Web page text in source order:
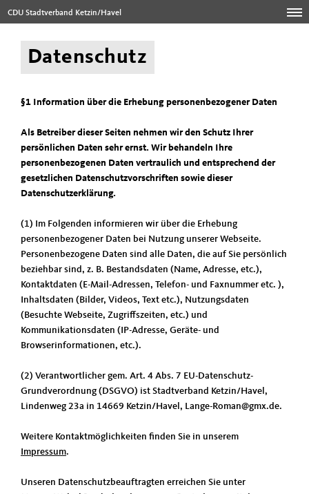
CDU Stadtverband Ketzin/Havel
Datenschutz
§1 Information über die Erhebung personenbezogener Daten
Als Betreiber dieser Seiten nehmen wir den Schutz Ihrer
persönlichen Daten sehr ernst. Wir behandeln Ihre
personenbezogenen Daten vertraulich und entsprechend der
gesetzlichen Datenschutzvorschriften sowie dieser
Datenschutzerklärung.
(1) Im Folgenden informieren wir über die Erhebung
personenbezogener Daten bei Nutzung unserer Webseite.
Personenbezogene Daten sind alle Daten, die auf Sie persönlich
beziehbar sind, z. B. Bestandsdaten (Name, Adresse, etc.),
Kontaktdaten (E-Mail-Adressen, Telefon- und Faxnummer etc. ),
Inhaltsdaten (Bilder, Videos, Text etc.), Nutzungsdaten
(Besuchte Webseite, Zugriffszeiten, etc.) und
Kommunikationsdaten (IP-Adresse, Geräte- und
Browserinformationen, etc.).
(2) Verantwortlicher gem. Art. 4 Abs. 7 EU-Datenschutz-
Grundverordnung (DSGVO) ist Stadtverband Ketzin/Havel,
Lindenweg 23a in 14669 Ketzin/Havel, Lange-Roman@gmx.de.
Weitere Kontaktmöglichkeiten finden Sie in unserem
Impressum.
Unseren Datenschutzbeauftragten erreichen Sie unter